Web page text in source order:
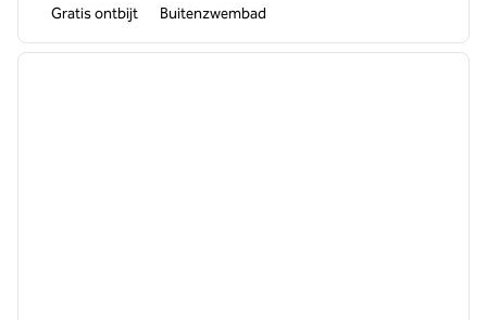
Gratis ontbijt Buitenzwembad
1 van 13